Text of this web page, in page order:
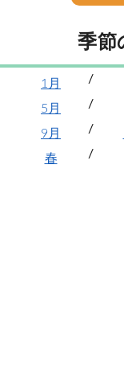
季節
1月
5月
9月
春